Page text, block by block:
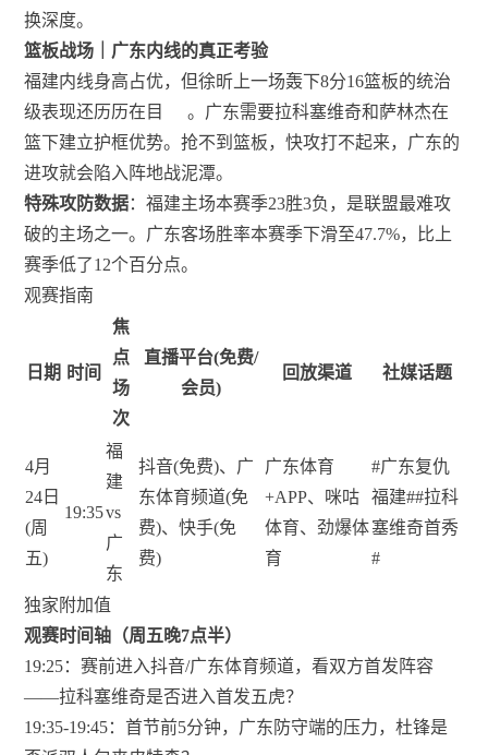
换深度。
篮板战场｜广东内线的真正考验
福建内线身高占优，但徐昕上一场轰下8分16篮板的统治
级表现还历历在目
。广东需要拉科塞维奇和萨林杰在
篮下建立护框优势。抢不到篮板，快攻打不起来，广东的
进攻就会陷入阵地战泥潭。
特殊攻防数据：福建主场本赛季23胜3负，是联盟最难攻
破的主场之一。广东客场胜率本赛季下滑至47.7%，比上
赛季低了12个百分点。
观赛指南
日期 时间
焦
点
场
次
直播平台(免费/
会员)
回放渠道 社媒话题
4月
24日
(周
五)
19:35
福
建
vs
广
东
抖音(免费)、广
东体育频道(免
费)、快手(免
费)
广东体育
+APP、咪咕
体育、劲爆体
育
#广东复仇
福建##拉科
塞维奇首秀
#
独家附加值
观赛时间轴（周五晚7点半）
19:25：赛前进入抖音/广东体育频道，看双方首发阵容
——拉科塞维奇是否进入首发五虎？
19:35-19:45：首节前5分钟，广东防守端的压力，杜锋是